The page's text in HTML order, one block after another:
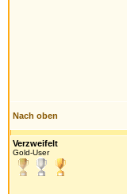
Nach oben
Verzweifelt
Gold-User